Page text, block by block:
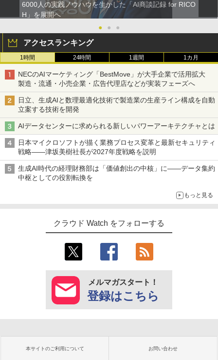
6000人の実践ノウハウを生かした「AI商談記録 for RICO
H」を展開へ
●
● ●
アクセスランキング
1時間 24時間 1週間 1カ月
NECのAIマーケティング「BestMove」が大手企業で活用拡大
製造・流通・小売企業・広告代理店などが実装フェーズへ
日立、生成AIと数理最適化技術で製造業の生産ライン構成を自動
立案する技術を開発
AIデータセンターに求められる新しいパワーアーキテクチャとは
日本マイクロソフトが描く業務プロセス変革と最新セキュリティ
戦略――津坂美樹社長が2027年度戦略を説明
生成AI時代の経理財務部は「価値創出の中核」に――データ集約
中枢としての役割転換を
もっと見る
クラウド Watch をフォローする
メルマガスタート！
登録はこちら
本サイトのご利用について お問い合わせ